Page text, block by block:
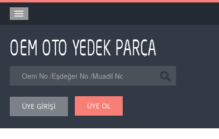
Orjinal Yedek Parça
Eşdeğer Muadil Yedek Parça
Şase Numarası VIN Yedekparça Sorgulama
Hakkımızda
ÜYE GİRİŞİ ÜYE OL